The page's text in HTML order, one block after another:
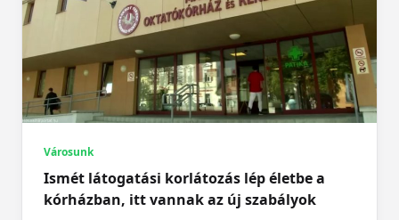
Városunk
Ismét látogatási korlátozás lép életbe a
kórházban, itt vannak az új szabályok